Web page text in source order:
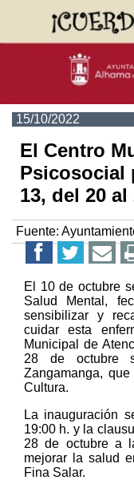
15/10/2022
El Centro
Psicosocial
13, del 20
Fuente:
El 10 de octubre
Salud Mental,
sensibilizar y
cuidar esta
Municipal de
28 de octubre
Zangamanga,
Cultura.
La inauguración
19:00 h. y la
28 de octubre a
mejorar la salud
Fina Salar.